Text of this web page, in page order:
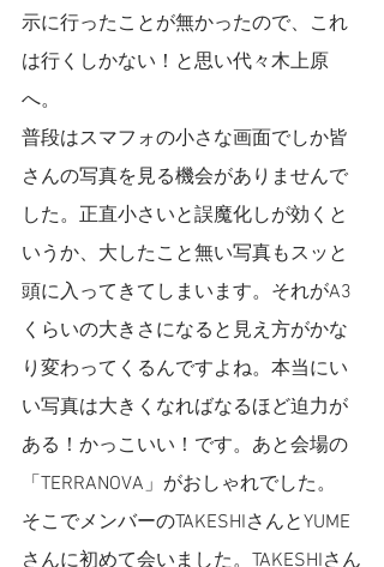
示に行ったことが無かったので、これ
は行くしかない！と思い代々木上原
へ。
普段はスマフォの小さな画面でしか皆
さんの写真を見る機会がありませんで
した。正直小さいと誤魔化しが効くと
いうか、大したこと無い写真もスッと
頭に入ってきてしまいます。それがA3
くらいの大きさになると見え方がかな
り変わってくるんですよね。本当にい
い写真は大きくなればなるほど迫力が
ある！かっこいい！です。あと会場の
「TERRANOVA」がおしゃれでした。
そこでメンバーのTAKESHIさんとYUME
さんに初めて会いました。TAKESHIさん